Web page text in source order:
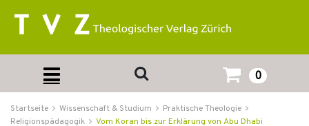
0
Startseite Wissenschaft & Studium
Praktische Theologie
Religionspädagogik
Vom Koran bis zur Erklärung von Abu Dhabi